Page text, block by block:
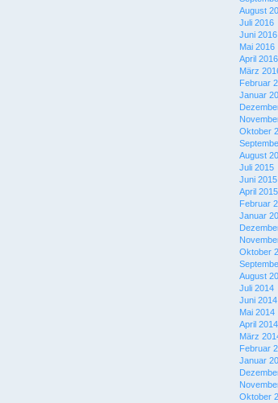
August
Juli 2016
Juni 2016
Mai 2016
April 2016
März
Februar
Januar
Oktober
August
Juli 2015
Juni 2015
April 2015
Februar
Januar
Oktober
August
Juli 2014
Juni 2014
Mai 2014
April 2014
März
Februar
Januar
Oktober